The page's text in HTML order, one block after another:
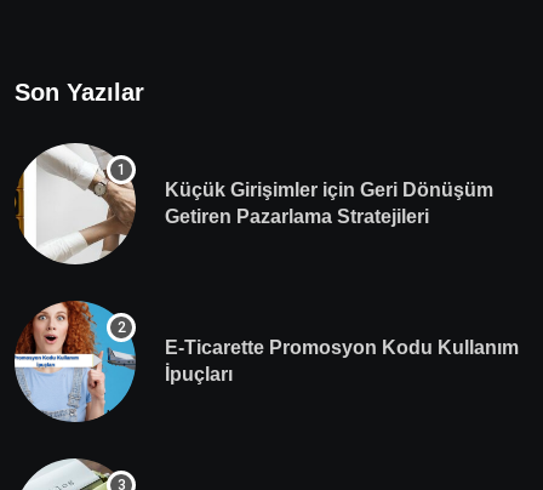
Son Yazılar
Küçük Girişimler için Geri Dönüşüm
Getiren Pazarlama Stratejileri
E-Ticarette Promosyon Kodu Kullanım
İpuçları